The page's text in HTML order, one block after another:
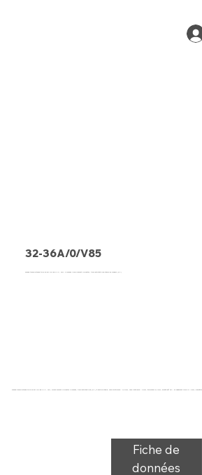
32-36A/0/V85
Bande transporteuse type 32-36A/0/V85 PVC, noir, 3 couches Monifilament polyester, tissu antistatique stable en largeur (RA)
Bande transporteuse type 32-36A/0/V85 PVC, noir, monofilament polyester 3 couches, tissu antistatique (RA) à section stable, face supérieure : 2,5 mm, face inférieure : 0 mm, épaisseur 5,4 mm, dureté 85° ShA, allongement force 13 N/mm,
Fiche de
données